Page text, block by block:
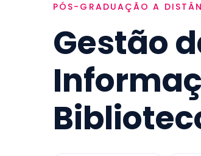
PÓS-GRADUAÇÃO A
Gestão